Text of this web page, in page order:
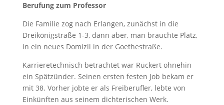
Berufung zum Professor
Die Familie zog nach Erlangen, zunächst in die
Dreikönigstraße 1-3, dann aber, man brauchte Platz,
in ein neues Domizil in der Goethestraße.
Karrieretechnisch betrachtet war Rückert ohnehin
ein Spätzünder. Seinen ersten festen Job bekam er
mit 38. Vorher jobte er als Freiberufler, lebte von
Einkünften aus seinem dichterischen Werk.